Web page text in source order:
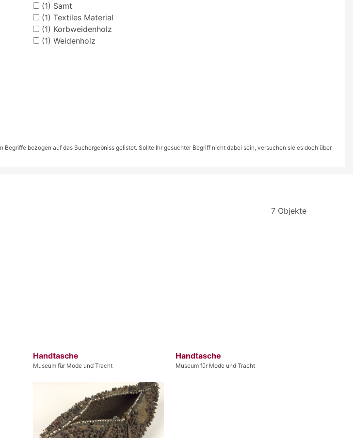
(1) Samt
(1) Textiles Material
(1) Korbweidenholz
(1) Weidenholz
bezogen auf das Suchergebniss gelistet. Sollte Ihr gesuchter Begriff nicht dabei sein, versuchen sie es doch über
7 Objekte
Handtasche
Museum für Mode und Tracht
Handtasche
Museum für Mode und Tracht